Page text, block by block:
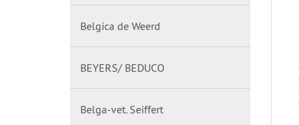
Belgica de Weerd
BEYERS/ BEDUCO
Belga-vet. Seiffert